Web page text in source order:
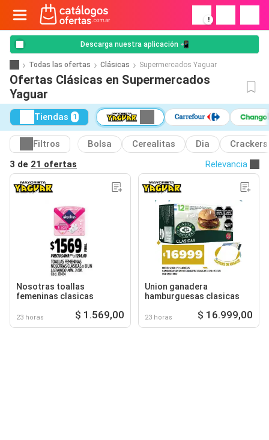
!
Descarga nuestra aplicación 📲
Todas las ofertas Clásicas Supermercados Yaguar
Ofertas Clásicas en Supermercados
Yaguar
Tiendas 1
Filtros Bolsa Cerealitas Dia
Crackers
3 de 21 ofertas Relevancia
Nosotras toallas
femeninas clasicas
23 horas $ 1.569,00
Union ganadera
hamburguesas clasicas
23 horas $ 16.999,00